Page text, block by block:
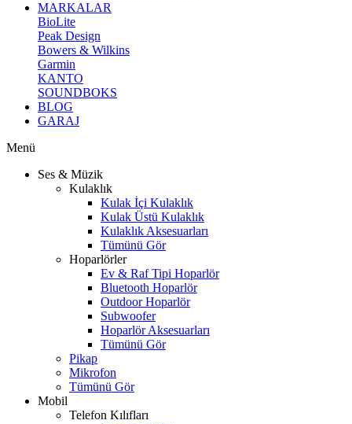
MARKALAR
BioLite
Peak Design
Bowers & Wilkins
Garmin
KANTO
SOUNDBOKS
BLOG
GARAJ
Menü
Ses & Müzik
Kulaklık
Kulak İçi Kulaklık
Kulak Üstü Kulaklık
Kulaklık Aksesuarları
Tümünü Gör
Hoparlörler
Ev & Raf Tipi Hoparlör
Bluetooth Hoparlör
Outdoor Hoparlör
Subwoofer
Hoparlör Aksesuarları
Tümünü Gör
Pikap
Mikrofon
Tümünü Gör
Mobil
Telefon Kılıfları